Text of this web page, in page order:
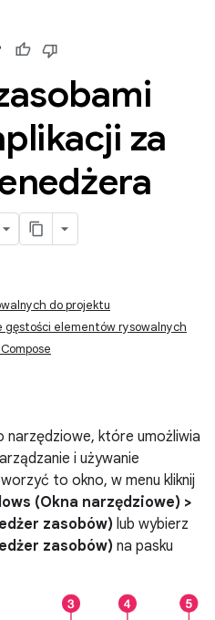
za
do projektu
elementów rysowalnych
które umożliwia
i używanie
to okno, w menu kliknij
(Okna narzędziowe) >
zasobów) lub wybierz
zasobów) na pasku